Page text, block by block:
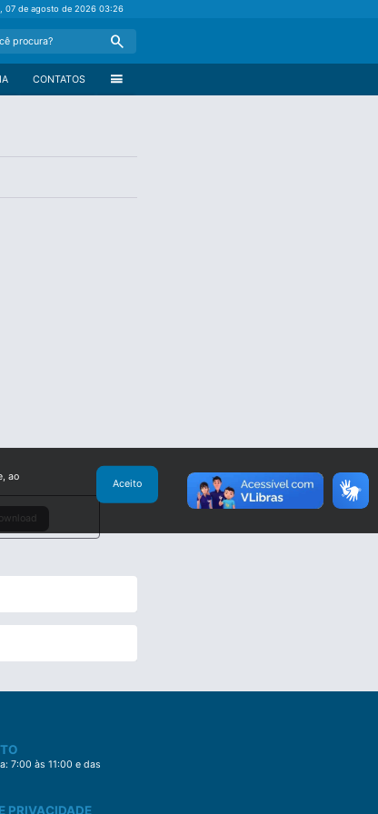
07 de agosto de 202603:26
Search
menu
CONTATOS
7:00 às 11:00 e das
PRIVACIDADE
ao
Aceito